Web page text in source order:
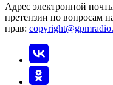
Адрес электронной
претензии по вопросам
прав: